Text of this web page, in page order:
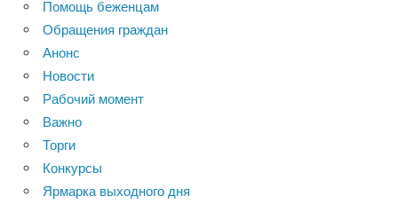
Помощь беженцам
Обращения граждан
Анонс
Новости
Рабочий момент
Важно
Торги
Конкурсы
Ярмарка выходного дня